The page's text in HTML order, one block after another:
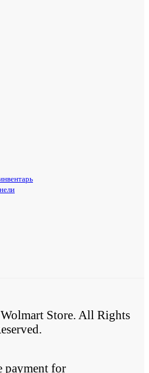
Store. All Rights
payment for